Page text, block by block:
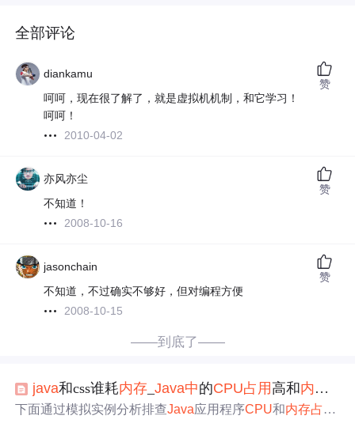
全部评论
diankamu
呵呵，现在很了解了，就是虚拟机机制，和它学习！
呵呵！
2010-04-02
赞
亦风亦尘
不知道！
2008-10-16
赞
jasonchain
不知道，不过确实不够好，但对编程方便
2008-10-15
赞
——到底了——
java和css谁耗内存 _Java中的CPU占用 高和内存
下面通过模拟实例分析排查Java应用程序CPU和内存占用